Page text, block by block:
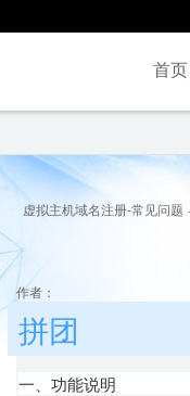
首页
虚拟主机域名注册-常见问题
作者：
拼团
一、功能说明